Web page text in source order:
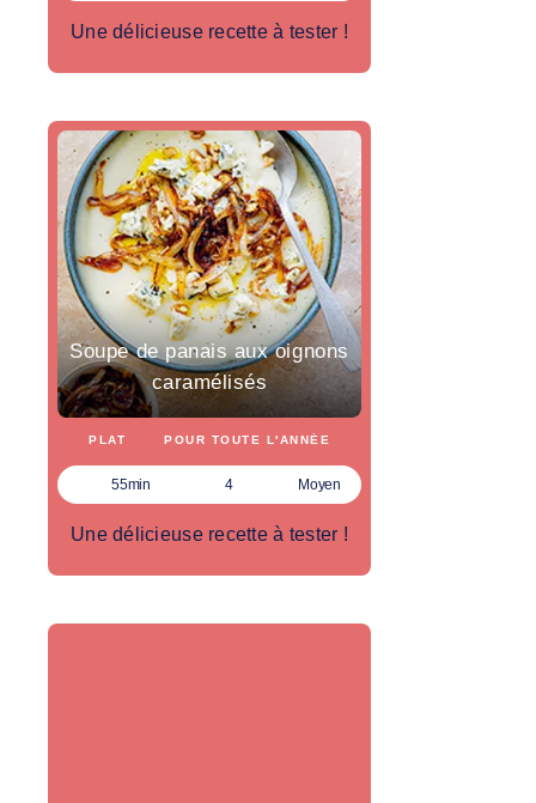
Une délicieuse recette à tester !
Soupe de panais aux oignons
caramélisés
PLAT POUR TOUTE L'ANNÉE
55min 4 Moyen
Une délicieuse recette à tester !